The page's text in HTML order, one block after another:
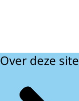
Over deze site